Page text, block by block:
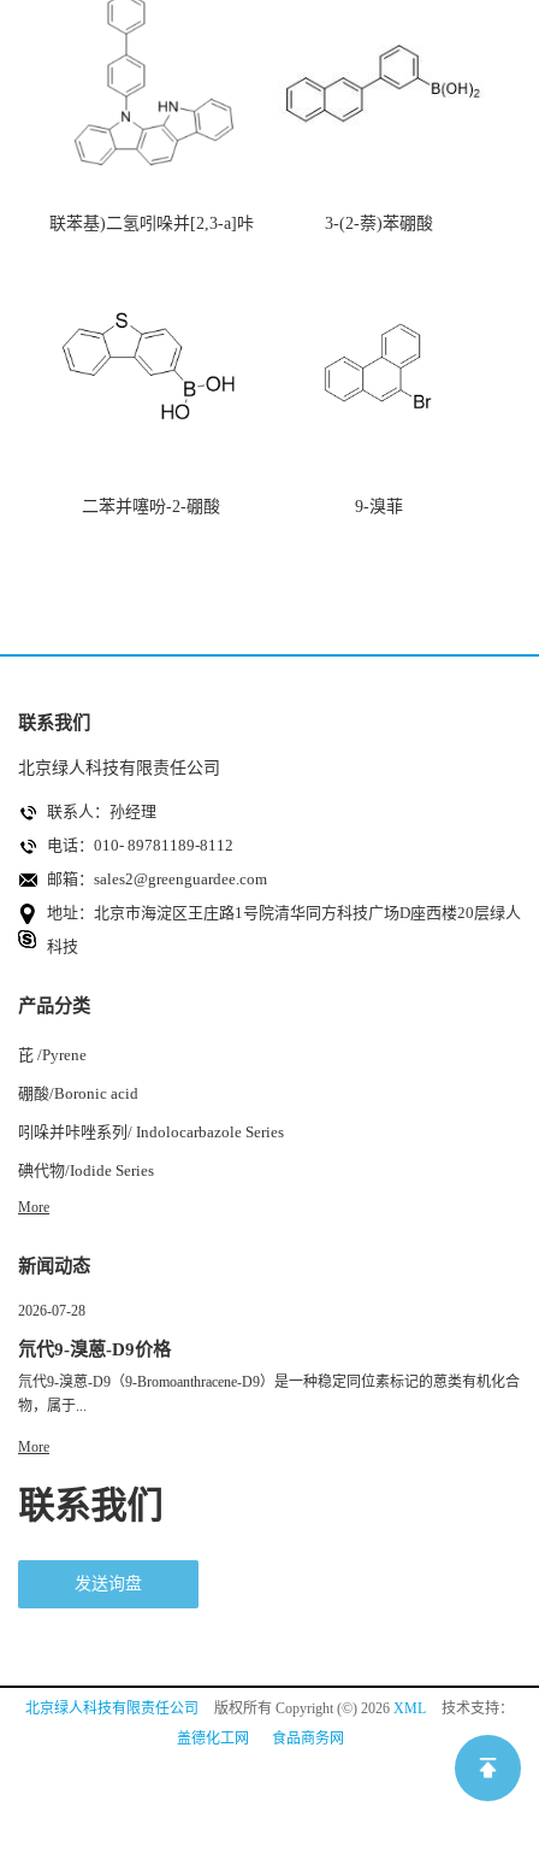
联苯基)二氢吲哚并[2,3-a]咔
3-(2-萘)苯硼酸
二苯并噻吩-2-硼酸 9-溴菲
联系我们
北京绿人科技有限责任公司
联系人：孙经理
电话：010- 89781189-8112
邮箱： sales2@greenguardee.com
地址：北京市海淀区王庄路1号院清华同方科技广场D座西楼20层绿人
科技
产品分类
芘 /Pyrene
硼酸/Boronic acid
吲哚并咔唑系列/ Indolocarbazole Series
碘代物/Iodide Series
More
新闻动态
2026-07-28
氘代9-溴蒽-D9价格
氘代9-溴蒽-D9（9-Bromoanthracene-D9）是一种稳定同位素标记的蒽类有机化合
物，属于...
More
联系我们
发送询盘
北京绿人科技有限责任公司 版权所有 Copyright (©) 2026 XML
技术支持：
盖德化工网
食品商务网